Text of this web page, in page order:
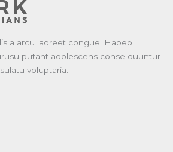
a arcu laoreet congue. Habeo
putant adolescens conse quuntur
voluptaria.